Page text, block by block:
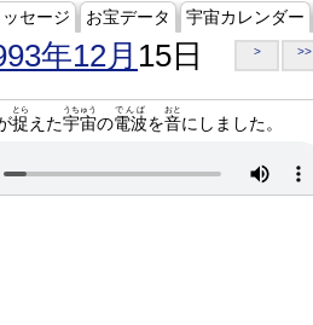
セージ お宝データ 宇宙カレンダー
年12月 15日 > >>
捉
とら
えた宇宙
うちゅう
の電波
でんぱ
を音
おと
にしました。